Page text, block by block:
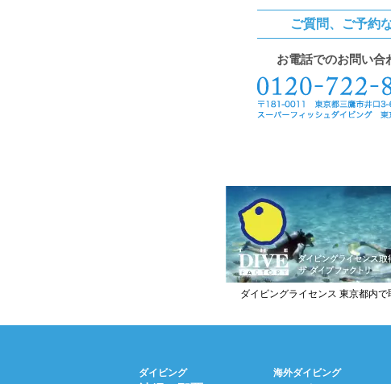
ご質問、ご予約
お電話でのお問い合
ダイビングライセンス 東京都内で
ダイビング 海外ダイビング